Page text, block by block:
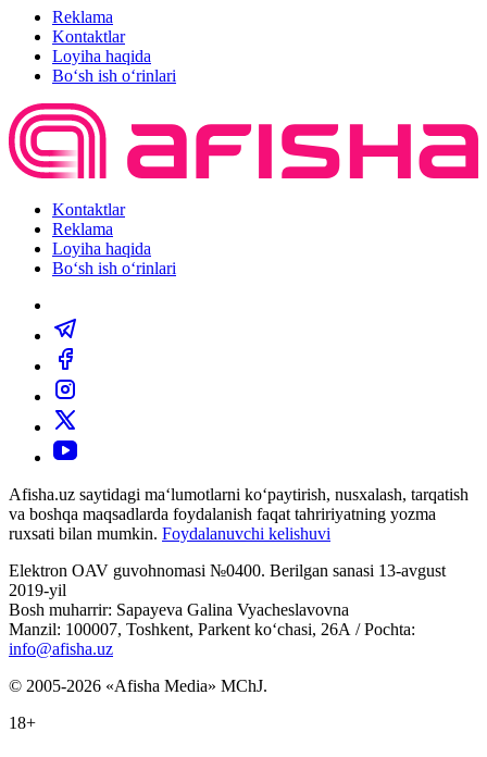
Reklama
Kontaktlar
Loyiha haqida
Bo‘sh ish o‘rinlari
Kontaktlar
Reklama
Loyiha haqida
Bo‘sh ish o‘rinlari
Afisha.uz saytidagi ma‘lumotlarni ko‘paytirish, nusxalash, tarqatish
va boshqa maqsadlarda foydalanish faqat tahririyatning yozma
ruxsati bilan mumkin. Foydalanuvchi kelishuvi
Elektron OAV guvohnomasi №0400. Berilgan sanasi 13-avgust
2019-yil
Bosh muharrir: Sapayeva Galina Vyacheslavovna
Manzil: 100007, Toshkent, Parkent ko‘chasi, 26А / Pochta:
info@afisha.uz
© 2005-2026 «Afisha Media» MChJ.
18+